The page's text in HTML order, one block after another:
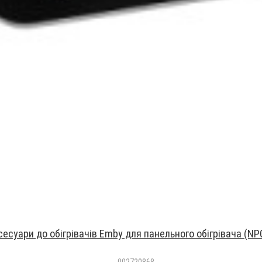
до обігрівачів Emby для панельного обігрівача